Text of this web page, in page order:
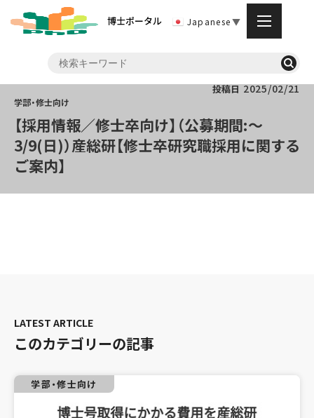
博士ポータル Japanese▼
投稿日 2025/02/21
【採用情報／修士卒向け】（公募期間:～
3/9(日)）産総研【修士卒研究職採用に関する
ご案内】
このカテゴリーの記事
学部・修士向け